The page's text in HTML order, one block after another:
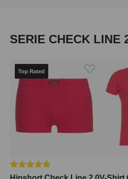
Produktgalerie überspringen
SERIE CHECK LINE
Top Rated
Durchschnittliche Bewertung von